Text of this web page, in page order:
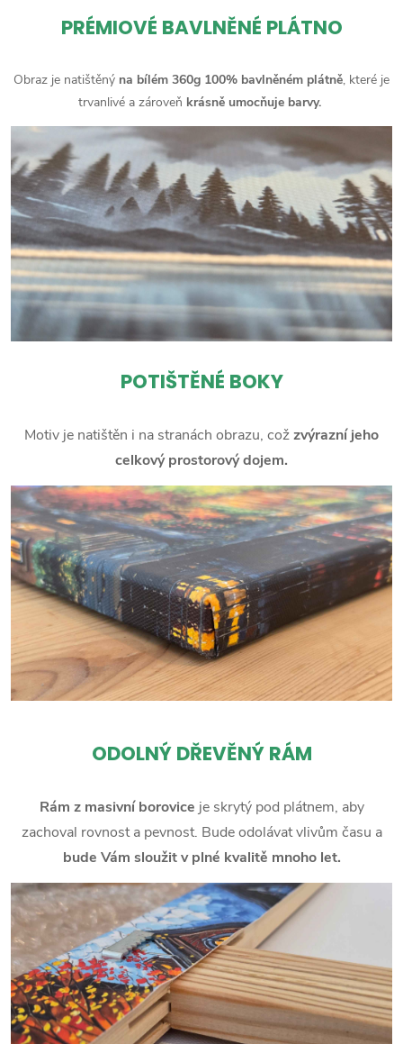
PRÉMIOVÉ BAVLNĚNÉ PLÁTNO
Obraz je natištěný na bílém 360g 100% bavlněném plátně, které je
trvanlivé a zároveň krásně umocňuje barvy.
POTIŠTĚNÉ BOKY
Motiv je natištěn i na stranách obrazu, cožzvýrazní jeho
celkový prostorový dojem.
ODOLNÝ DŘEVĚNÝ RÁM
Rám z masivní borovice je skrytý pod plátnem, aby
zachoval rovnost a pevnost. Bude odolávat vlivům času a
bude Vám sloužit v plné kvalitě mnoho let.